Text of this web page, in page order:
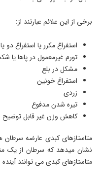
برخی از این علائم عبارتند از:
استفراغ مکرر یا استفراغ دو
تورم غیرمعمول در پاها یا
مشکل در بلع
استفراغ خونین
زردی
تیره شدن مدفوع
کاهش وزن غیر قابل توضیح
متاستازهای کبدی عارضه سرطان
نشان میدهد که سرطان از یک
متاستازهای کبدی می توانند